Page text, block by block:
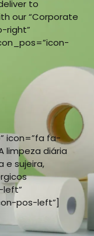
to
our “Corporate
right”
icon=”fa fa-
limpeza diária
e sujeira,
left”
pos-left”]